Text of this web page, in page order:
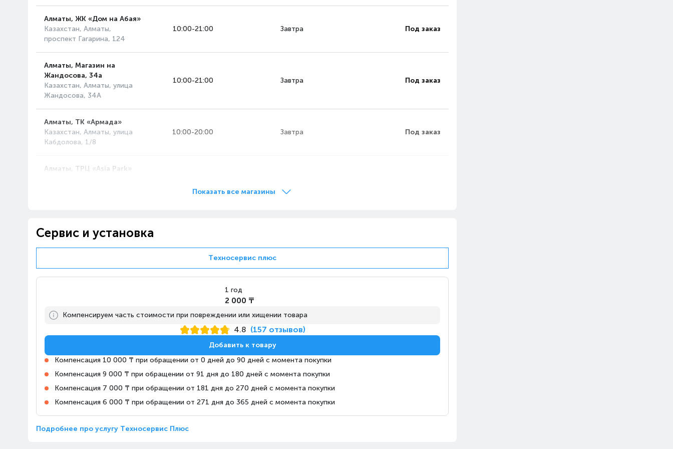
службы клавиатуры.
случайного
большей прочности
1000 Гц
Частота опроса
обеспечивает
подсветки
Алматы, ЖК «Дом на Абая»
Казахстан, Алматы,
проспект Гагарина, 124
10:00-21:00 Завтра Под заказ
Алматы, Магазин на
Жандосова, 34а
Казахстан, Алматы, улица
Жандосова, 34А
10:00-21:00 Завтра Под заказ
Алматы, ТК «Армада»
Казахстан, Алматы, улица
Кабдолова, 1/8
10:00-20:00 Завтра Под заказ
Алматы, ТРЦ «Asia Park»
Рихарда Зорге, 18/4
10:00-22:00 Завтра Под заказ
Алматы, Магазин Алматы
Казахстан, Алматы,
10:00-23:00 Сегодня на витрине
Алматы, Магазин Технодом
на Райымбека, 147/127
проспект Райымбека,
147/127
Показать все магазины
Сервис и установка
Техносервис плюс
1 год
2 000 ₸
Компенсируем часть стоимости при повреждении или хищении товара
4.8 (157 отзывов)
Добавить к товару
Компенсация 10 000 ₸ при обращении от 0 дней до 90 дней с момента покупки
Компенсация 9 000 ₸ при обращении от 91 дня до 180 дней с момента покупки
Компенсация 7 000 ₸ при обращении от 181 дня до 270 дней с момента покупки
Компенсация 6 000 ₸ при обращении от 271 дня до 365 дней с момента покупки
Подробнее про услугу Техносервис Плюс